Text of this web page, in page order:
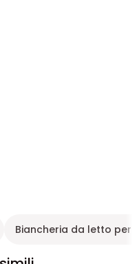
Biancheria da letto per